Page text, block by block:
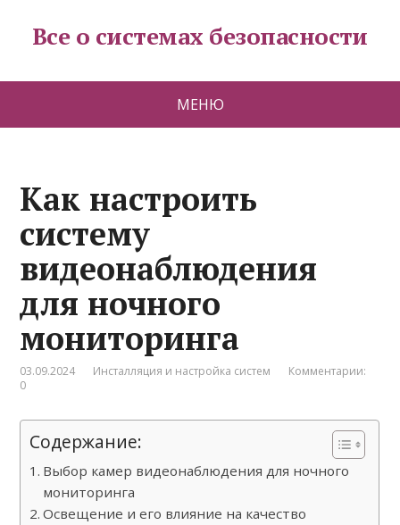
Все о системах безопасности
МЕНЮ
Как настроить
систему
видеонаблюдения
для ночного
мониторинга
03.09.2024 Инсталляция и настройка систем
Комментарии:
0
Содержание:
Выбор камер видеонаблюдения для ночного
мониторинга
Освещение и его влияние на качество